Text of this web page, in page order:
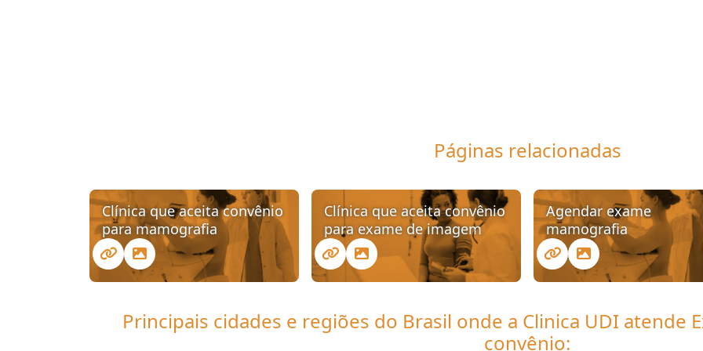
Páginas relacionadas
Clínica que aceita convênio
para mamografia
Clínica que aceita convênio
para exame de imagem
Agendar exame
mamografia
Principais cidades e regiões do Brasil onde a Clinica UDI atende
convênio: